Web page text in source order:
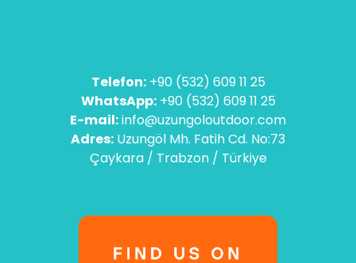
Telefon: +90 (532) 609 11 25
WhatsApp: +90 (532) 609 11 25
E-mail:info@uzungoloutdoor.com
Adres: Uzungöl Mh. Fatih Cd. No:73
Çaykara / Trabzon / Türkiye